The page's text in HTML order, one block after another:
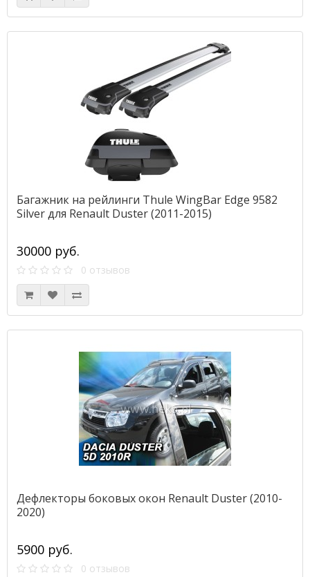
Багажник на рейлинги Thule WingBar Edge 9582
Silver для Renault Duster (2011-2015)
30000 руб.
0 отзывов
Дефлекторы боковых окон Renault Duster (2010-
2020)
5900 руб.
0 отзывов